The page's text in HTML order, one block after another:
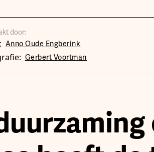
door:
Anno Oude Engberink
Gerbert Voortman